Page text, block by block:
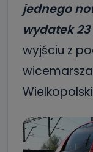
jednego
wydatek 23
wyjściu z